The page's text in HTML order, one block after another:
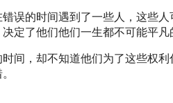
误的时间遇到了一些人，这些
定了他们他们一生都不可能平凡
间，却不知道他们为了这些权